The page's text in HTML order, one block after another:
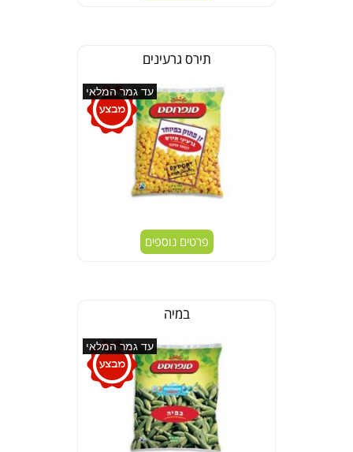
תירס גרעינים
עד גמר המלאי
פרטים נוספים
במיה
עד גמר המלאי